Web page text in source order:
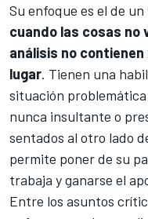
Su enfoque es el de
cuando las cosas no
análisis no
lugar. Tienen una
situación
nunca insultante o
sentados al otro lado
permite poner de su
trabaja y ganarse el
Entre los asuntos